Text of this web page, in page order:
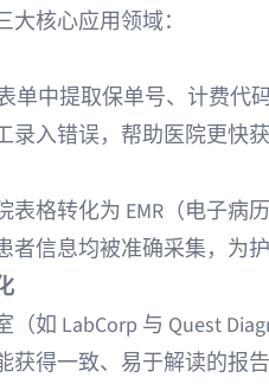
核心应用领域：
单中提取保单号、计费代
录入错误，帮助医院更快获
表格转化为 EMR（电子病
者信息均被准确采集，为
（如 LabCorp 与 Quest
获得一致、易于解读的报